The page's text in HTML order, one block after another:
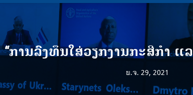
“ການລົງທຶນໃສ່ວຽກງານກະສີກຳ ແ
ພ.ຈ. 29, 2021